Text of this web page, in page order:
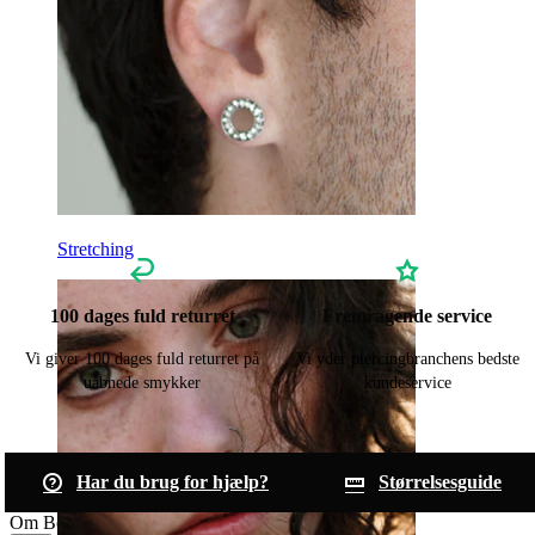
Stretching
100 dages fuld returret
Vi giver 100 dages fuld returret på
uåbnede smykker
Fremragende service
Vi yder piercingbranchens bedste
kundeservice
Har du brug for hjælp?
Størrelsesguide
Om Bodymod